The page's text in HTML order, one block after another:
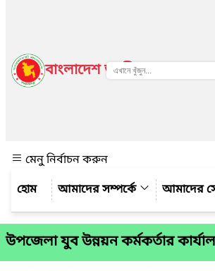
বাংলাদেশ জাতীয় তথ্য বাতায়ন
মেনু নির্বাচন করুন
আমাদের সম্পর্কে
আমাদের
উপজেলা যুব উন্নয়ন কর্মকর্তার